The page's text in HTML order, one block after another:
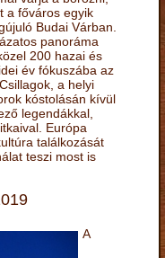
a főváros egyik
Budai Várban.
panoráma
200 hazai és
év fókuszába az
a helyi
kóstolásán kívül
legendákkal,
Európa
találkozását
teszi most is
A